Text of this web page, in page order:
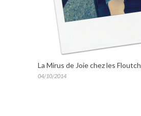
La Mirus de Joie chez les Floutch
04/10/2014